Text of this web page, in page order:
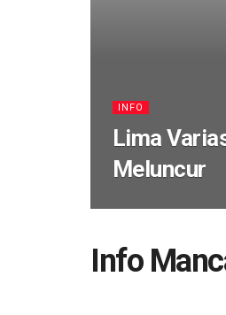
INFO
Lima
Meluncur
Info